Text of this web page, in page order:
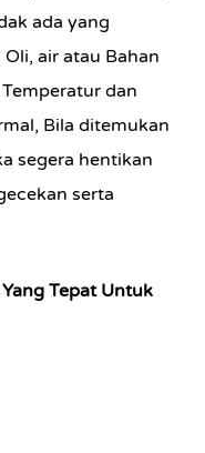
ada yang
air atau Bahan
dan
Bila ditemukan
segera hentikan
serta
Tepat Untuk